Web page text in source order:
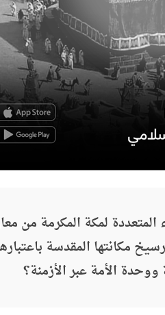
المتعددة لمكة المكرمة من
مكانتها المقدسة
الأمة عبر الأزمنة؟